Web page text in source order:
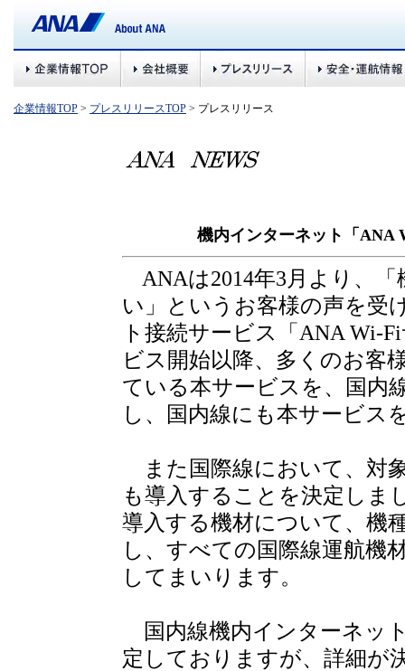
企業情報TOP > プレスリリースTOP > プレスリリース
機内インターネット「ANA
ANAは2014年3月より、
い」というお客様の声を受
ト接続サービス「ANA Wi-
ビス開始以降、多くのお客
ている本サービスを、国内
し、国内線にも本サービス
また国際線において、対
も導入することを決定しま
導入する機材について、機
し、すべての国際線運航機
してまいります。
国内線機内インターネッ
定しておりますが、詳細が